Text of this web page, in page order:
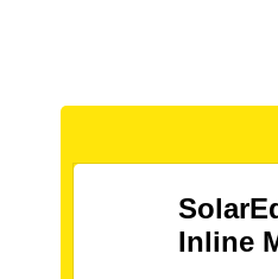
Inline